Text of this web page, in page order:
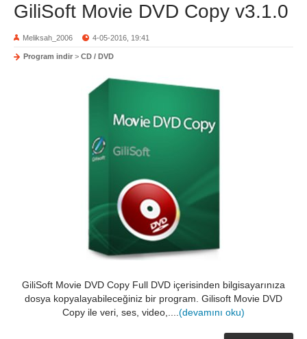
GiliSoft Movie DVD Copy v3.1.0
Meliksah_2006 4-05-2016, 19:41
Program indir > CD / DVD
GiliSoft Movie DVD Copy Full DVD içerisinden bilgisayarınıza
dosya kopyalayabileceğiniz bir program. Gilisoft Movie DVD
Copy ile veri, ses, video,.... (devamını oku)